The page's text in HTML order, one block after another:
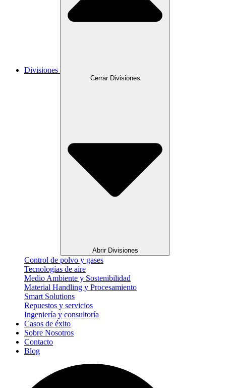
Divisiones
Cerrar Divisiones
Abrir Divisiones
Control de polvo y gases
Tecnologías de aire
Medio Ambiente y Sostenibilidad
Material Handling y Procesamiento
Smart Solutions
Repuestos y servicios
Ingeniería y consultoría
Casos de éxito
Sobre Nosotros
Contacto
Blog